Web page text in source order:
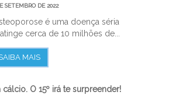
SETEMBRO DE 2022
é uma doença séria
cerca de 10 milhões de...
MAIS
O 15º irá te surpreender!